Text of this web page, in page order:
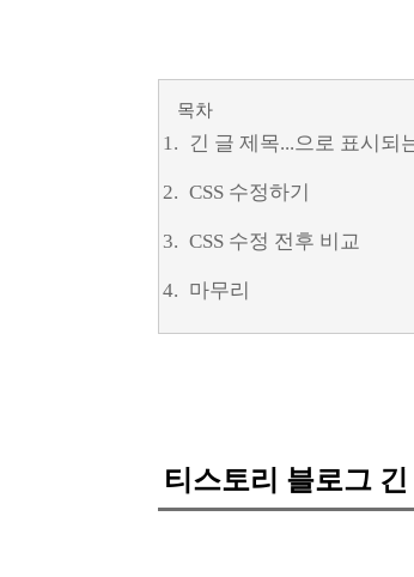
목차
긴 글 제목...으로 표시되
CSS 수정하기
CSS 수정 전후 비교
마무리
티스토리 블로그